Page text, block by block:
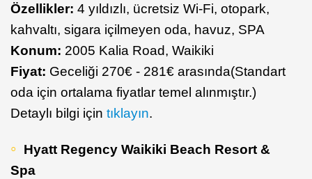
Özellikler: 4 yıldızlı, ücretsiz Wi-Fi, otopark,
kahvaltı, sigara içilmeyen oda, havuz, SPA
Konum: 2005 Kalia Road, Waikiki
Fiyat: Geceliği 270€ - 281€ arasında(Standart
oda için ortalama fiyatlar temel alınmıştır.)
Detaylı bilgi için tıklayın.
Hyatt Regency Waikiki Beach Resort &
Spa